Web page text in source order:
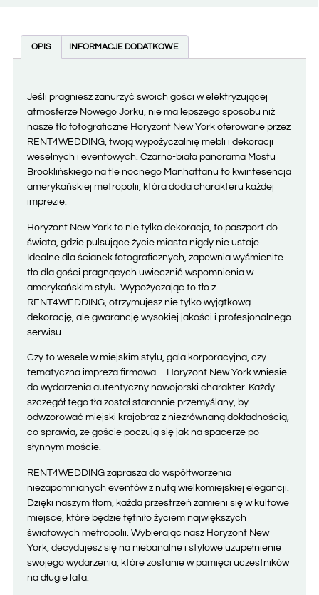
OPIS INFORMACJE DODATKOWE
Jeśli pragniesz zanurzyć swoich gości w elektryzującej
atmosferze Nowego Jorku, nie ma lepszego sposobu niż
nasze tło fotograficzne Horyzont New York oferowane przez
RENT4WEDDING, twoją wypożyczalnię mebli i dekoracji
weselnych i eventowych. Czarno-biała panorama Mostu
Brooklińskiego na tle nocnego Manhattanu to kwintesencja
amerykańskiej metropolii, która doda charakteru każdej
imprezie.
Horyzont New York to nie tylko dekoracja, to paszport do
świata, gdzie pulsujące życie miasta nigdy nie ustaje.
Idealne dla ścianek fotograficznych, zapewnia wyśmienite
tło dla gości pragnących uwiecznić wspomnienia w
amerykańskim stylu. Wypożyczając to tło z
RENT4WEDDING, otrzymujesz nie tylko wyjątkową
dekorację, ale gwarancję wysokiej jakości i profesjonalnego
serwisu.
Czy to wesele w miejskim stylu, gala korporacyjna, czy
tematyczna impreza firmowa – Horyzont New York wniesie
do wydarzenia autentyczny nowojorski charakter. Każdy
szczegół tego tła został starannie przemyślany, by
odwzorować miejski krajobraz z niezrównaną dokładnością,
co sprawia, że goście poczują się jak na spacerze po
słynnym moście.
RENT4WEDDING zaprasza do współtworzenia
niezapomnianych eventów z nutą wielkomiejskiej elegancji.
Dzięki naszym tłom, każda przestrzeń zamieni się w kultowe
miejsce, które będzie tętniło życiem największych
światowych metropolii. Wybierając nasz Horyzont New
York, decydujesz się na niebanalne i stylowe uzupełnienie
swojego wydarzenia, które zostanie w pamięci uczestników
na długie lata.